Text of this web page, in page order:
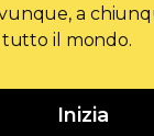
a
il mondo.
Inizia